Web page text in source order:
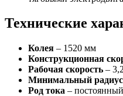
Технические
Колея – 1520 мм
Конструкционная
Рабочая скорость –
Минимальный
Род тока –